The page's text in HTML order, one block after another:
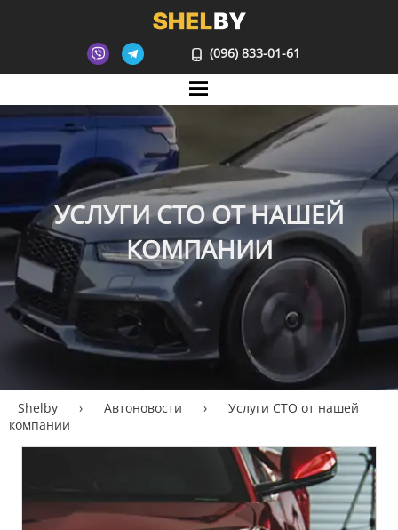
(096) 833-01-61
Mane
УСЛУГИ СТО ОТ НАШЕЙ
КОМПАНИИ
Shelby › Автоновости ›
Услуги СТО от нашей
компании